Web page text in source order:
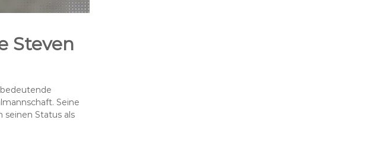
Steven
Seine
seinen Status als